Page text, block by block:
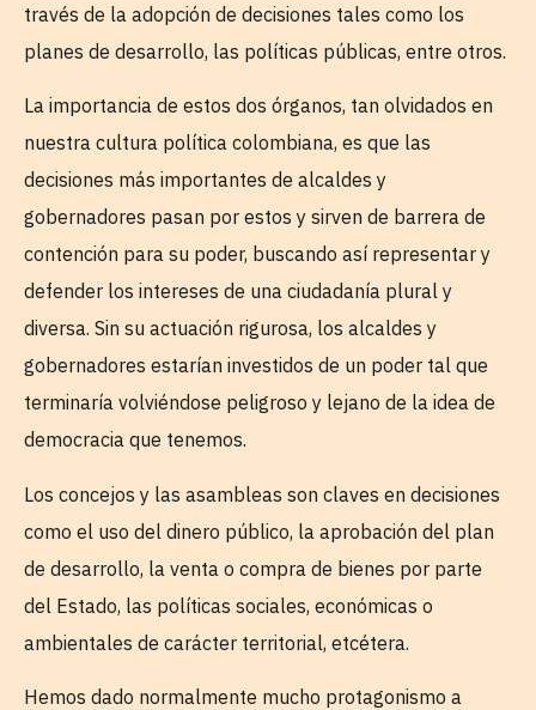
través de la adopción de decisiones tales como los
planes de desarrollo, las políticas públicas, entre otros.
La importancia de estos dos órganos, tan olvidados en
nuestra cultura política colombiana, es que las
decisiones más importantes de alcaldes y
gobernadores pasan por estos y sirven de barrera de
contención para su poder, buscando así representar y
defender los intereses de una ciudadanía plural y
diversa. Sin su actuación rigurosa, los alcaldes y
gobernadores estarían investidos de un poder tal que
terminaría volviéndose peligroso y lejano de la idea de
democracia que tenemos.
Los concejos y las asambleas son claves en decisiones
como el uso del dinero público, la aprobación del plan
de desarrollo, la venta o compra de bienes por parte
del Estado, las políticas sociales, económicas o
ambientales de carácter territorial, etcétera.
Hemos dado normalmente mucho protagonismo a